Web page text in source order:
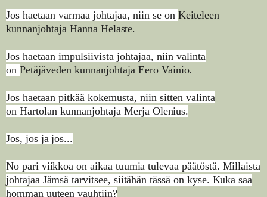
Jos haetaan varmaa johtajaa, niin se on Keiteleen
kunnanjohtaja Hanna Helaste.
Jos haetaan impulsiivista johtajaa, niin valinta
on Petäjäveden kunnanjohtaja Eero Vainio.
Jos haetaan pitkää kokemusta, niin sitten valinta
on Hartolan kunnanjohtaja Merja Olenius.
Jos, jos ja jos...
No pari viikkoa on aikaa tuumia tulevaa päätöstä. Millaista
johtajaa Jämsä tarvitsee, siitähän tässä on kyse. Kuka saa
homman uuteen vauhtiin?